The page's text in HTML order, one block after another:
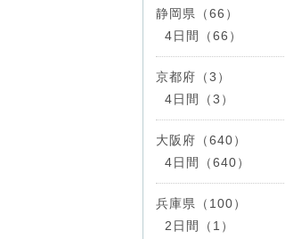
静岡県（66）
4日間（66）
京都府（3）
4日間（3）
大阪府（640）
4日間（640）
兵庫県（100）
2日間（1）